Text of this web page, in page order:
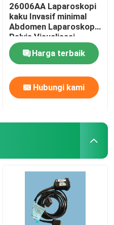
26006AA Laparoskopi
kaku Invasif minimal
Abdomen Laparoskopi
Pelvis Visualisasi
Harga terbaik
Hubungi kami